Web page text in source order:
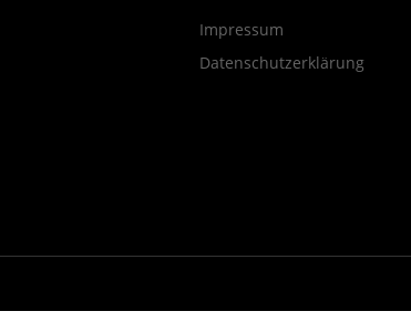
Impressum
Datenschutzerklärung